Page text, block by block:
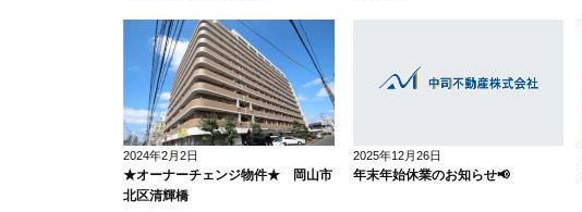
2024年2月2日
★オーナーチェンジ物件★ 岡山市
北区清輝橋
2025年12月26日
年末年始休業のお知らせ📢